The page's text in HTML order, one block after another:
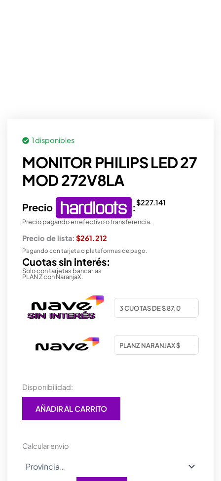
1 disponibles
MONITOR PHILIPS LED 27
MOD 272V8LA
Precio :$227.141
Precio pagando en efectivo o transferencia.
Precio de lista: $261.212
Pagando con tarjeta o plataformas de pago.
Cuotas sin interés:
Solo con tarjetas bancarias
PLAN Z con NaranjaX.
Disponibilidad:
MONITOR
PHILIPS
cantidad
AÑADIR AL CARRITO
Calcular envío